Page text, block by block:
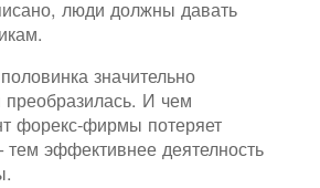
люди должны давать
значительно
преобразилась. И чем
форекс-фирмы потеряет
эффективнее деятелность